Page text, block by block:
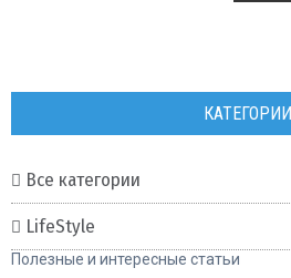
КАТЕГОРИИ
Все категории
LifeStyle
Полезные и интересные статьи